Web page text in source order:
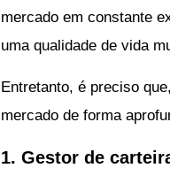
mercado em constante
uma qualidade de vida
Entretanto, é preciso
mercado de forma
1. Gestor de